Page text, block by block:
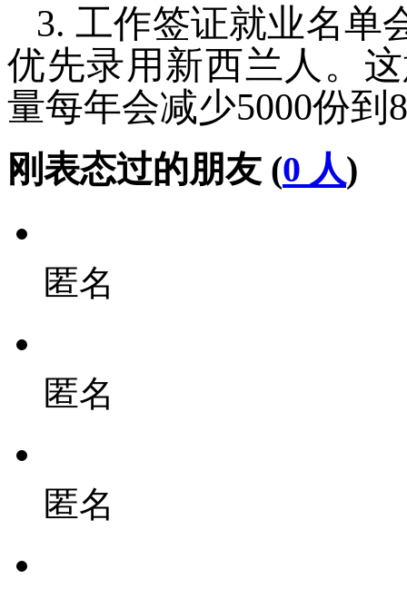
3. 工作签证就业名单
优先录用新西兰人。
量每年会减少5000份到
刚表态过的朋友 (0 人)
匿名
匿名
匿名